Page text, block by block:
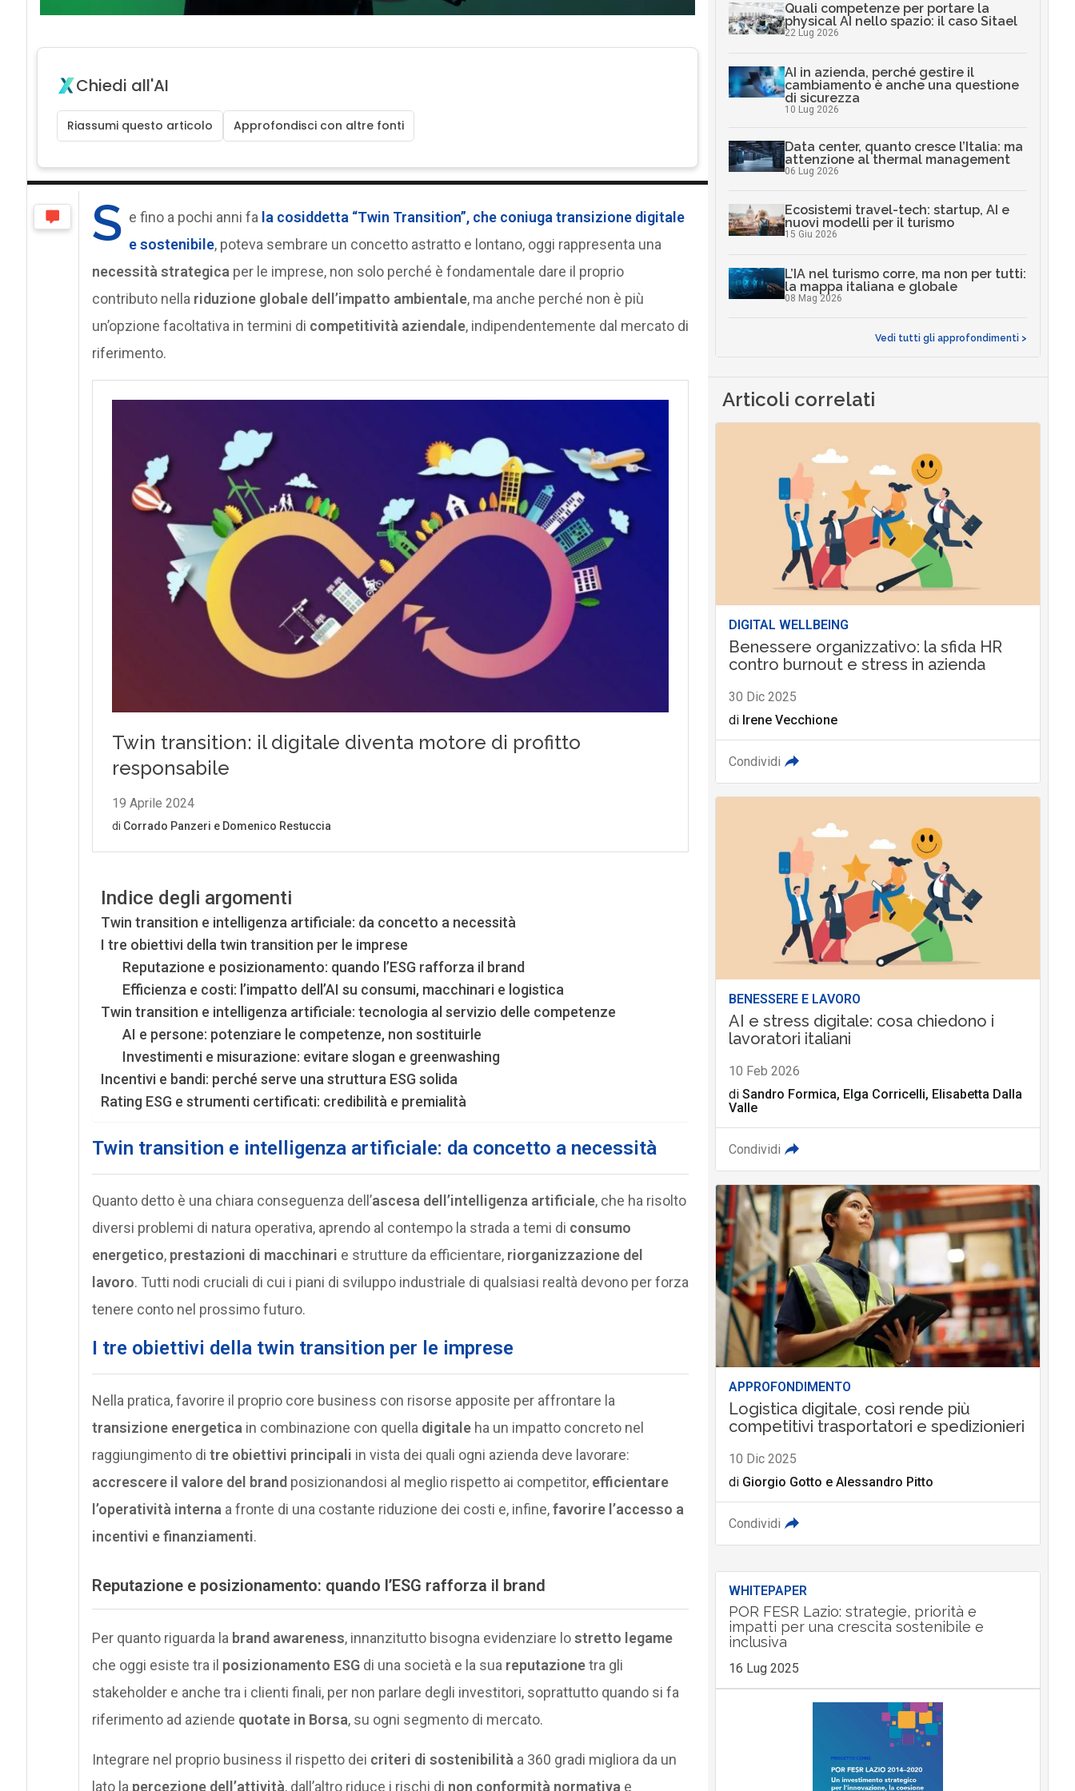
Chiedi all'AI
Riassumi questo articolo Approfondisci con altre fonti
S e fino a pochi anni fa la cosiddetta “Twin Transition”, che coniuga transizione digitale
e sostenibile, poteva sembrare un concetto astratto e lontano, oggi rappresenta una
necessità strategica per le imprese, non solo perché è fondamentale dare il proprio
contributo nella riduzione globale dell’impatto ambientale, ma anche perché non è più
un’opzione facoltativa in termini di competitività aziendale, indipendentemente dal mercato di
riferimento.
Indice degli argomenti
Twin transition e intelligenza artificiale: da concetto a necessità
I tre obiettivi della twin transition per le imprese
Reputazione e posizionamento: quando l’ESG rafforza il brand
Efficienza e costi: l’impatto dell’AI su consumi, macchinari e logistica
Twin transition e intelligenza artificiale: tecnologia al servizio delle competenze
AI e persone: potenziare le competenze, non sostituirle
Investimenti e misurazione: evitare slogan e greenwashing
Incentivi e bandi: perché serve una struttura ESG solida
Rating ESG e strumenti certificati: credibilità e premialità
Twin transition e intelligenza artificiale: da concetto a necessità
Quanto detto è una chiara conseguenza dell’ascesa dell’intelligenza artificiale, che ha risolto
diversi problemi di natura operativa, aprendo al contempo la strada a temi di consumo
energetico, prestazioni di macchinari e strutture da efficientare, riorganizzazione del
lavoro. Tutti nodi cruciali di cui i piani di sviluppo industriale di qualsiasi realtà devono per forza
tenere conto nel prossimo futuro.
I tre obiettivi della twin transition per le imprese
Nella pratica, favorire il proprio core business con risorse apposite per affrontare la
transizione energetica in combinazione con quella digitaleha un impatto concreto nel
raggiungimento di tre obiettivi principali in vista dei quali ogni azienda deve lavorare:
accrescere il valore del brandposizionandosi al meglio rispetto ai competitor, efficientare
l’operatività interna a fronte di una costante riduzione dei costi e, infine,favorire l’accesso a
incentivi e finanziamenti.
Reputazione e posizionamento: quando l’ESG rafforza il brand
Per quanto riguarda la brand awareness, innanzitutto bisogna evidenziare lostretto legame
che oggi esiste tra il posizionamento ESGdi una società e la sua reputazionetra gli
stakeholder e anche tra i clienti finali, per non parlare degli investitori, soprattutto quando si fa
riferimento ad aziende quotate in Borsa, su ogni segmento di mercato.
Integrare nel proprio business il rispetto dei criteri di sostenibilità a 360 gradi migliora da un
lato la percezione dell’attività, dall’altro riduce i rischi di non conformità normativa e
Quali competenze per portare la
physical AI nello spazio: il caso Sitael
22 Lug 2026
AI in azienda, perché gestire il
cambiamento è anche una questione
di sicurezza
10 Lug 2026
Data center, quanto cresce l’Italia: ma
attenzione al thermal management
06 Lug 2026
Ecosistemi travel-tech: startup, AI e
nuovi modelli per il turismo
15 Giu 2026
L’IA nel turismo corre, ma non per tutti:
la mappa italiana e globale
08 Mag 2026
Vedi tutti gli approfondimenti >
Articoli correlati
DIGITAL WELLBEING
Benessere organizzativo: la sfida HR
contro burnout e stress in azienda
30 Dic 2025
di Irene Vecchione
Condividi
BENESSERE E LAVORO
AI e stress digitale: cosa chiedono i
lavoratori italiani
10 Feb 2026
di Sandro Formica, Elga Corricelli, Elisabetta Dalla
Valle
Condividi
APPROFONDIMENTO
Logistica digitale, così rende più
competitivi trasportatori e spedizionieri
10 Dic 2025
di Giorgio Gotto e Alessandro Pitto
Condividi
WHITEPAPER
POR FESR Lazio: strategie, priorità e
impatti per una crescita sostenibile e
inclusiva
16 Lug 2025